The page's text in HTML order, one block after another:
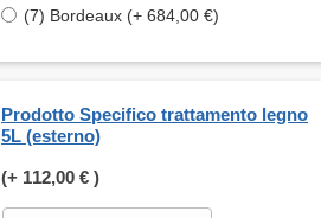
(7) Bordeaux (+ 684,00 €)
Prodotto Specifico trattamento legno
5L (esterno)
(+ 112,00 € )